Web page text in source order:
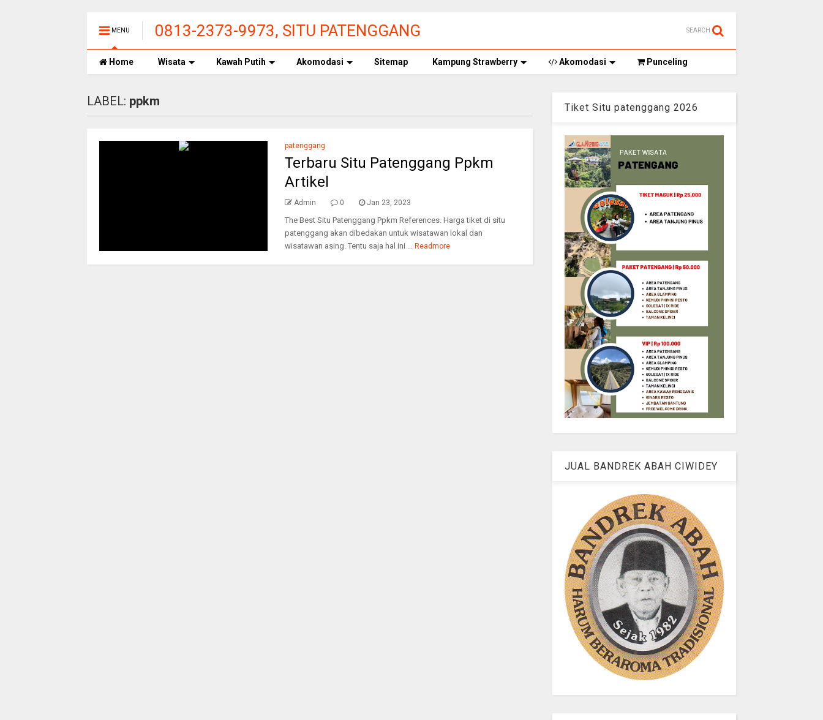
MENU
0813-2373-9973, SITU PATENGGANG
CIWIDEY, HARGA TIKET MASUK
SEARCH
Home Wisata Kawah Putih Akomodasi Sitemap Kampung Strawberry Akomodasi Punceling
LABEL: ppkm
patenggang
Terbaru Situ Patenggang Ppkm
Artikel
Admin 0 Jan 23, 2023
The Best Situ Patenggang Ppkm References. Harga tiket di situ
patenggang akan dibedakan untuk wisatawan lokal dan
wisatawan asing. Tentu saja hal ini ... Readmore
Tiket Situ patenggang 2026
JUAL BANDREK ABAH CIWIDEY